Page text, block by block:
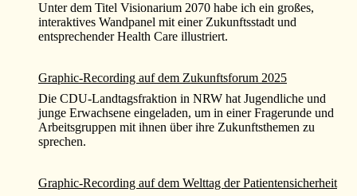
Unter dem Titel Visionarium 2070 habe ich ein großes,
interaktives Wandpanel mit einer Zukunftsstadt und
entsprechender Health Care illustriert.
Graphic-Recording auf dem Zukunftsforum 2025
Die CDU-Landtagsfraktion in NRW hat Jugendliche und
junge Erwachsene eingeladen, um in einer Fragerunde und
Arbeitsgruppen mit ihnen über ihre Zukunftsthemen zu
sprechen.
Graphic-Recording auf dem Welttag der Patientensicherheit